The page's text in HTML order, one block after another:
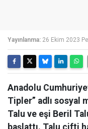
Yayınlanma: 26 Ekim 2023
Anadolu
Tipler” adlı sosyal
Talu ve eşi Beril
başlattı. Talu çifti